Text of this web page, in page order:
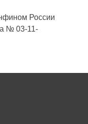
России
№ 03-11-